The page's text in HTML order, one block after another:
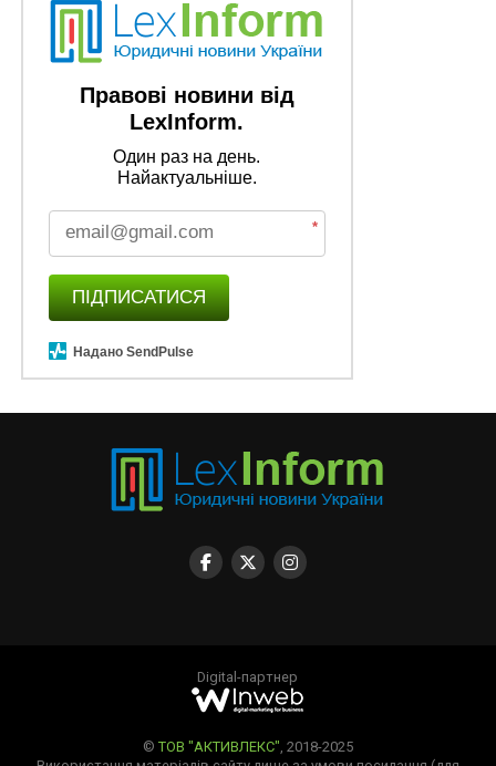
Правові новини від
LexInform.
Один раз на день.
Найактуальніше.
*
ПІДПИСАТИСЯ
Надано SendPulse
Digital-партнер
© ТОВ "АКТИВЛЕКС" , 2018-2025